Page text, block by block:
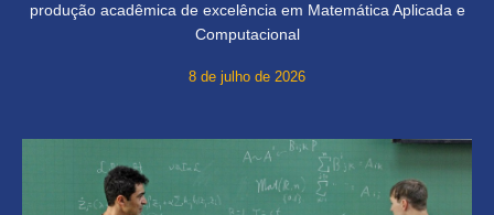
produção acadêmica de excelência em Matemática Aplicada e
Computacional
8 de julho de 2026